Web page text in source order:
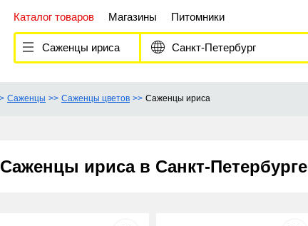
Каталог товаров Магазины Питомники
Саженцы ириса Санкт-Петербург
Саженцы Саженцы цветов Саженцы ириса
Саженцы ириса в Санкт-Петербурге